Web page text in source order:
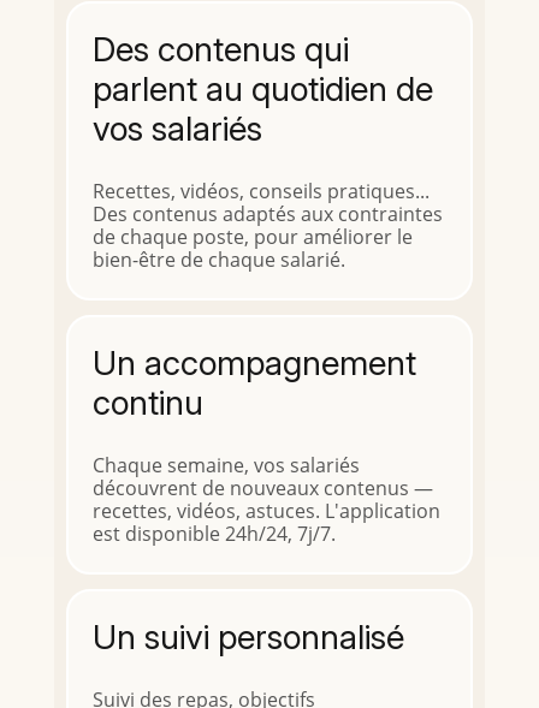
Des contenus qui
parlent au quotidien de
vos salariés
Recettes, vidéos, conseils pratiques...
Des contenus adaptés aux contraintes
de chaque poste, pour améliorer le
bien-être de chaque salarié.
Un accompagnement
continu
Chaque semaine, vos salariés
découvrent de nouveaux contenus —
recettes, vidéos, astuces. L'application
est disponible 24h/24, 7j/7.
Un suivi personnalisé
Suivi des repas, objectifs